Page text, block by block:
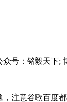
号：铭毅天下;
注意谷歌百度都